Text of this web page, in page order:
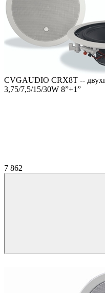
CVGAUDIO CRX8T --
3,75/7,5/15/30W 8”+1”
7 862